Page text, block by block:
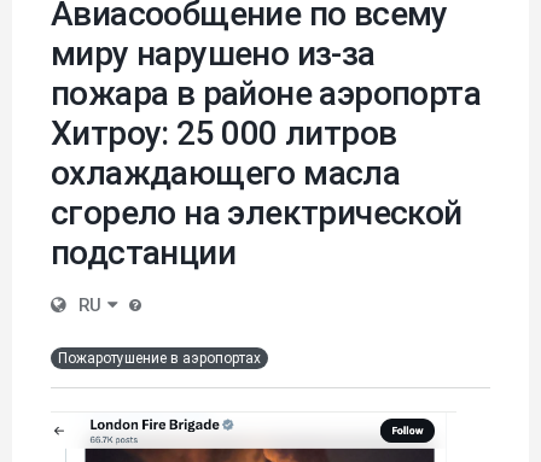
Авиасообщение по всему
миру нарушено из-за
пожара в районе аэропорта
Хитроу: 25 000 литров
охлаждающего масла
сгорело на электрической
подстанции
RU
Пожаротушение в аэропортах